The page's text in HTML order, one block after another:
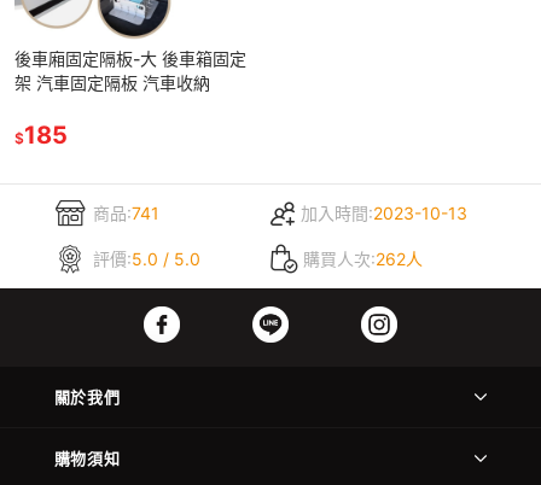
後車廂固定隔板-大 後車箱固定
架 汽車固定隔板 汽車收納
$185
商品:741 加入時間:2023-10-13
評價:5.0 / 5.0 購買人次:262人
關於我們
購物須知